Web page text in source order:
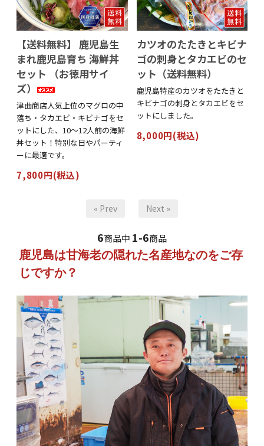
【送料無料】 鹿児島生
まれ鹿児島育ち 海鮮丼
セット （お徳用サイ
ズ）
津曲商店人気上位のマグロの中
落ち・タカエビ・キビナゴをセ
ットにした、10～12人前の海鮮
丼セット！特別な日やパーティ
ーに最適です。
7,800円(税込)
カツオのたたきとキビナ
ゴの刺身とタカエビのセ
ット（送料無料）
鹿児島特産のカツオをたたきと
キビナゴの刺身とタカエビをセ
ットにしました。
8,000円(税込)
« Prev Next »
6商品中 1-6商品
鹿児島は甘海老の隠れた名産地なのをご存
じですか？